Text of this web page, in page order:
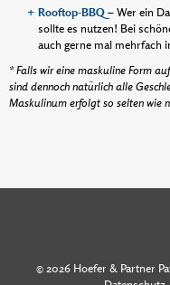
Rooftop-BBQ– Wer ein
sollte es nutzen! Bei
auch gerne mal mehrfach
* Falls wir eine maskuline Form
sind dennoch natürlich alle
Maskulinum erfolgt so selten wie
© 2026 Hoefer & Partner